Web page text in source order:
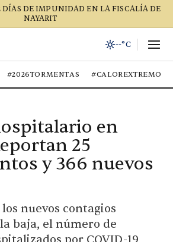
DÍAS DE IMPUNIDAD EN LA FISCALÍA DE
NAYARIT
--°C
#2026TORMENTAS #CALOREXTREMO
en
25
y 366 nuevos
nuevos contagios
baja, el número de